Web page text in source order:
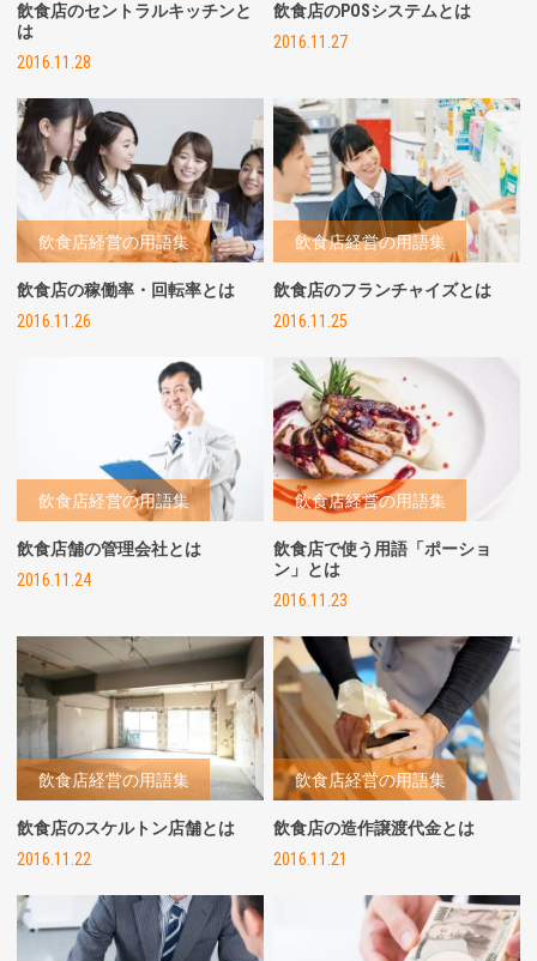
飲食店のセントラルキッチンと
は
2016.11.28
飲食店のPOSシステムとは
2016.11.27
飲食店経営の用語集
飲食店の稼働率・回転率とは
2016.11.26
飲食店経営の用語集
飲食店のフランチャイズとは
2016.11.25
飲食店経営の用語集
飲食店舗の管理会社とは
2016.11.24
飲食店経営の用語集
飲食店で使う用語「ポーショ
ン」とは
2016.11.23
飲食店経営の用語集
飲食店のスケルトン店舗とは
2016.11.22
飲食店経営の用語集
飲食店の造作譲渡代金とは
2016.11.21